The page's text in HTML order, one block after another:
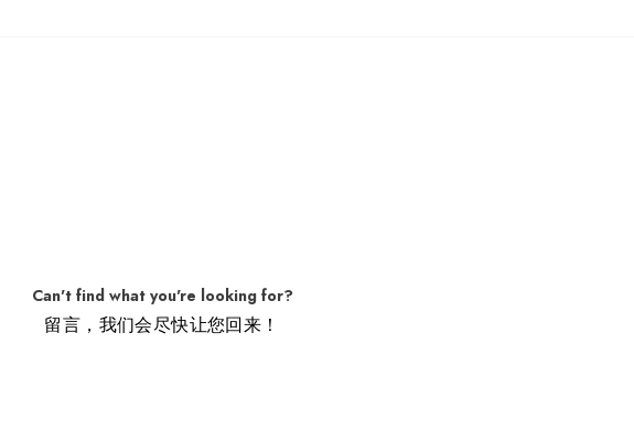
Can't find what you're looking for?
留言，我们会尽快让您回来！